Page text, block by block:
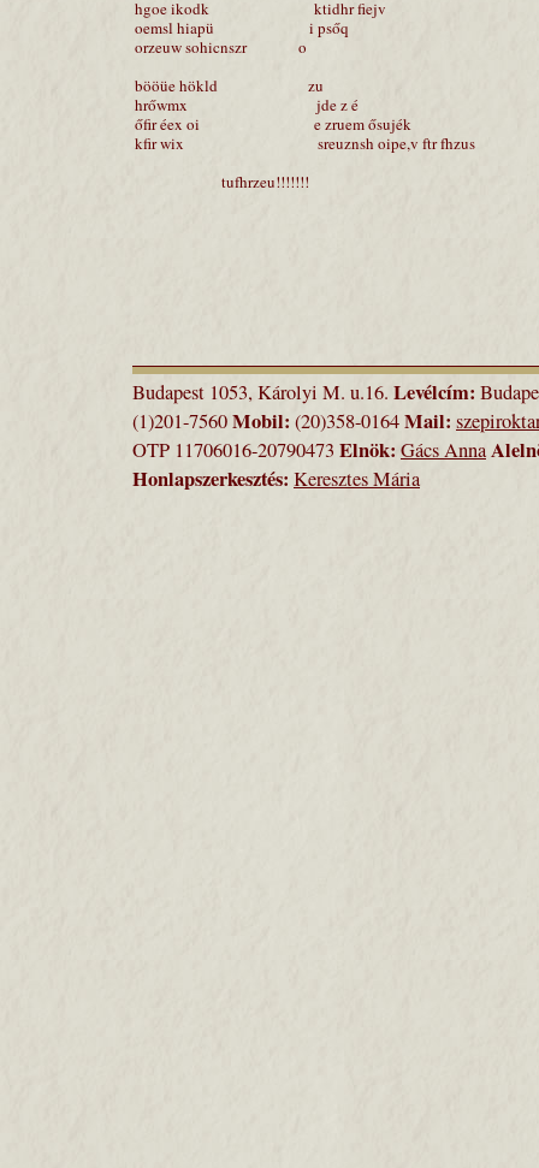
hgoe ikodk ktidhr fiejv
oemsl hiapü i psőq
orzeuw sohicnszr o
bööüe hökld zu
hrőwmx jde z é
őfir éex oi e zruem ősujék
kfir wix sreuznsh oipe,v ftr fhzus
tufhrzeu!!!!!!!
Budapest 1053, Károlyi M. u.16. Levélcím:
(1)201-7560Mobil: (20)358-0164Mail:
OTP 11706016-20790473 Elnök: Gács Anna
Honlapszerkesztés: Keresztes Mária